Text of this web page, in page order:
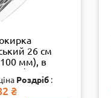
26 см
мм), в
1/60
Роздріб :
₴